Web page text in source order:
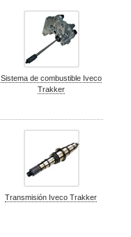
Sistema de combustible Iveco
Trakker
Transmisión Iveco Trakker